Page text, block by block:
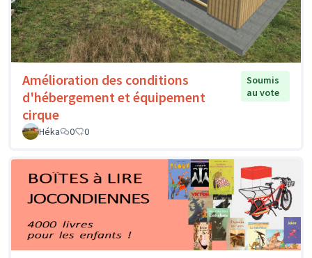
Amélioration des conditions
d'hébergement et équipement
cirque
Soumis
au vote
Héka 0 0